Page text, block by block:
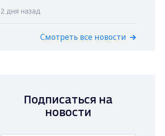
2 дня назад
Смотреть все новости
Подписаться на
новости